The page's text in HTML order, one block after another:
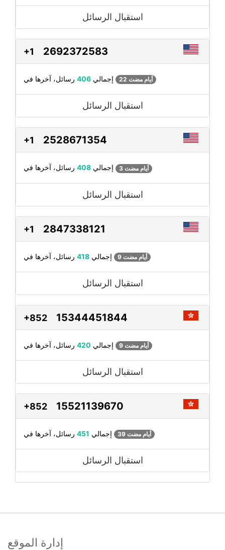
استقبال الرسائل
+1 2692372583
إجمالي 406 22 أيام مضت
استقبال الرسائل
+1 2528671354
إجمالي 408 3 أيام مضت
استقبال الرسائل
+1 2847338121
إجمالي 418 9 أيام مضت
استقبال الرسائل
+852 15344451844
إجمالي 420 9 أيام مضت
استقبال الرسائل
+852 15521139670
إجمالي 451 39 أيام مضت
استقبال الرسائل
إدارة الموقع